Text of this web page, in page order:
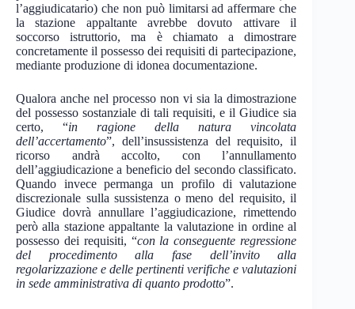
l’aggiudicatario) che non può limitarsi ad affermare che
la stazione appaltante avrebbe dovuto attivare il
soccorso istruttorio, ma è chiamato a dimostrare
concretamente il possesso dei requisiti di partecipazione,
mediante produzione di idonea documentazione.
Qualora anche nel processo non vi sia la dimostrazione
del possesso sostanziale di tali requisiti, e il Giudice sia
certo, “in ragione della natura vincolata
dell’accertamento”, dell’insussistenza del requisito, il
ricorso andrà accolto, con l’annullamento
dell’aggiudicazione a beneficio del secondo classificato.
Quando invece permanga un profilo di valutazione
discrezionale sulla sussistenza o meno del requisito, il
Giudice dovrà annullare l’aggiudicazione, rimettendo
però alla stazione appaltante la valutazione in ordine al
possesso dei requisiti, “con la conseguente regressione
del procedimento alla fase dell’invito alla
regolarizzazione e delle pertinenti verifiche e valutazioni
in sede amministrativa di quanto prodotto”.